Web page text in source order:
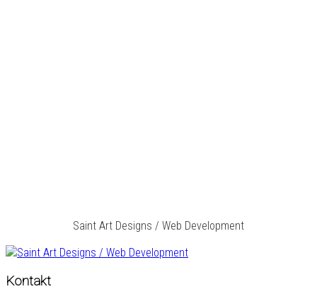
Saint Art Designs / Web Development
Kontakt